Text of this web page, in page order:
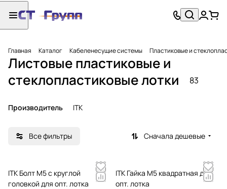
Главная Каталог Кабеленесущие системы Пластиковые и
Листовые пластиковые и
стеклопластиковые лотки
83
Производитель ITK
Все фильтры Сначала дешевые
ITK Болт М5 с круглой
головкой для опт. лотка
ITK Гайка М5 квадратная для
опт. лотка